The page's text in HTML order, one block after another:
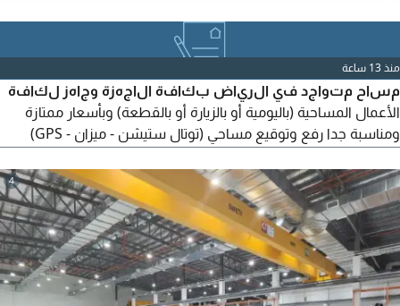
منذ 13 ساعة
مساح متواجد في الرياض بكافة الاجهزة وجاهز لكافة
الأعمال المساحية (باليومية أو بالزيارة أو بالقطعة) وبأسعار ممتازة
ومناسبة جدا رفع وتوقيع مساحي (توتال ستيشن - ميزان - GPS)
الطرق، وشبكات البنية التحتية. دقة في العمل وجاهزية تامة للتنقل
الفوري داخل الرياض ومحيطها
4